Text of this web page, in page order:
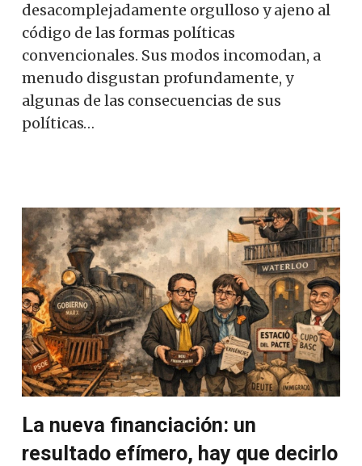
desacomplejadamente orgulloso y ajeno al
código de las formas políticas
convencionales. Sus modos incomodan, a
menudo disgustan profundamente, y
algunas de las consecuencias de sus
políticas…
La nueva financiación: un
resultado efímero, hay que decirlo